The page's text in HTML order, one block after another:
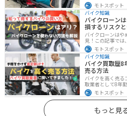
付け方法、実際に
ホムセン箱まで全
付けたいと思って
モトスポット
バイク知識
バイクローン
損するリスク
バイクローンはや
見！この記事で
や失敗しない選び
ーンの選び方には
自分に合った賢い
モトスポット
バイク知識
バイク買取歴8
売る方法
バイクを高く売る
取業者として8年
た！高く買い取っ
くらい利益を上乗
している人は必見
モトスポット
もっと見